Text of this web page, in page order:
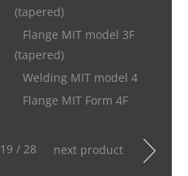
(tapered)
Flange MIT model 3F
(tapered)
Welding MIT model 4
Flange MIT Form 4F
19 / 28 next product